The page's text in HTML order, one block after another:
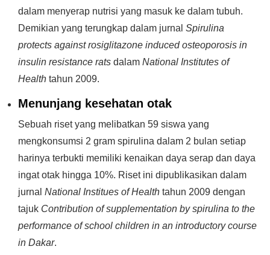
dalam menyerap nutrisi yang masuk ke dalam tubuh.
Demikian yang terungkap dalam jurnal Spirulina
protects against rosiglitazone induced osteoporosis in
insulin resistance rats dalam National Institutes of
Health tahun 2009.
Menunjang kesehatan otak
Sebuah riset yang melibatkan 59 siswa yang
mengkonsumsi 2 gram spirulina dalam 2 bulan setiap
harinya terbukti memiliki kenaikan daya serap dan daya
ingat otak hingga 10%. Riset ini dipublikasikan dalam
jurnal National Institues of Health tahun 2009 dengan
tajuk Contribution of supplementation by spirulina to the
performance of school children in an introductory course
in Dakar.